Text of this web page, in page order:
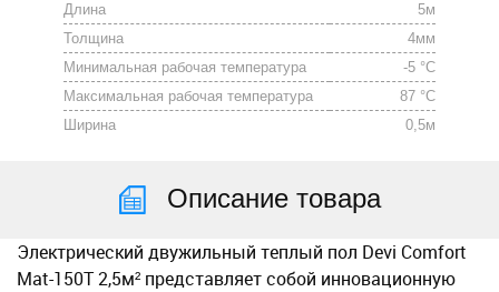
Длина
5м
Толщина
4мм
Минимальная рабочая температура
-5 °C
Максимальная рабочая температура
87 °C
Ширина
0,5м
Описание товара
Электрический двужильный теплый пол Devi Comfort
Mat-150T 2,5м² представляет собой инновационную